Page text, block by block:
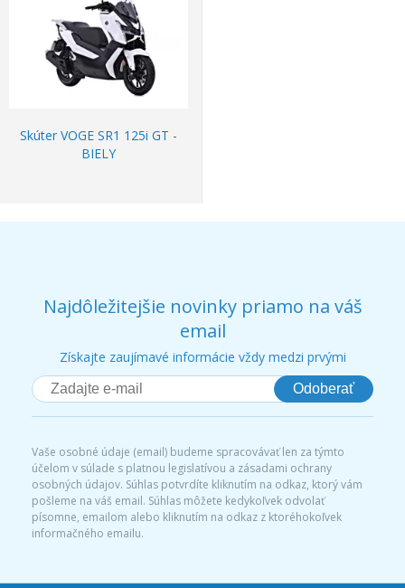
Skúter VOGE SR1 125i GT -
BIELY
Najdôležitejšie novinky priamo na váš
email
Získajte zaujímavé informácie vždy medzi prvými
Odoberať
Vaše osobné údaje (email) budeme spracovávať len za týmto
účelom v súlade s platnou legislatívou a zásadami ochrany
osobných údajov. Súhlas potvrdíte kliknutím na odkaz, ktorý vám
pošleme na váš email. Súhlas môžete kedykoľvek odvolať
písomne, emailom alebo kliknutím na odkaz z ktoréhokoľvek
informačného emailu.